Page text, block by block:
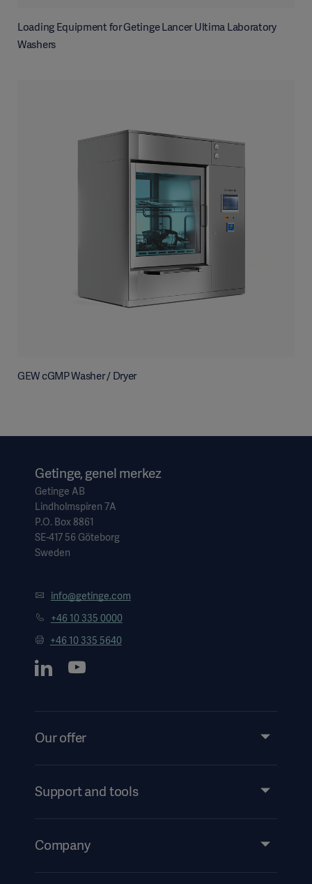
Loading Equipment for Getinge Lancer Ultima Laboratory
Washers
GEW cGMP Washer / Dryer
Getinge, genel merkez
Getinge AB
Lindholmspiren 7A
P.O. Box 8861
SE-417 56 Göteborg
Sweden
info@getinge.com
+46 10 335 0000
+46 10 335 5640
Our offer
Services
Support and tools
Events
Company